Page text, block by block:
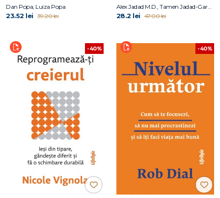
Dan Popa, Luiza Popa
23.52 lei 39.20 lei
Alex Jadad M.D., Tamen Jadad-Garcia
28.2 lei 47.00 lei
-40% -40%